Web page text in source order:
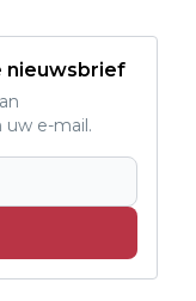
nieuwsbrief
uw e-mail.